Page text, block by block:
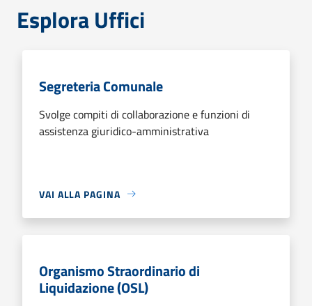
Esplora Uffici
Segreteria Comunale
Svolge compiti di collaborazione e funzioni di
assistenza giuridico-amministrativa
VAI ALLA PAGINA
Organismo Straordinario di
Liquidazione (OSL)